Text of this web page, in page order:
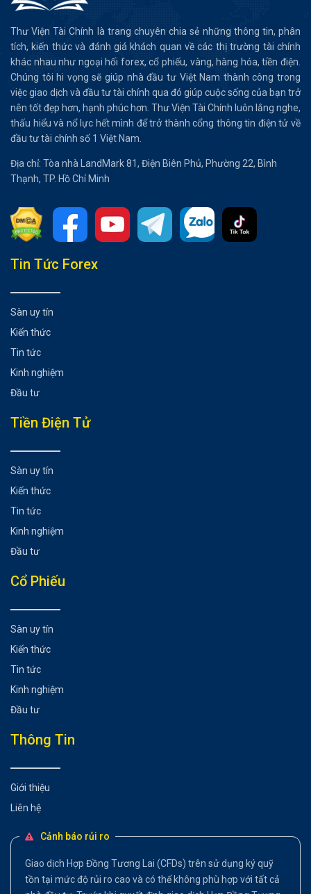
Thư Viện Tài Chính là trang chuyên chia sẻ những thông tin, phân
tích, kiến thức và đánh giá khách quan về các thị trường tài chính
khác nhau như ngoại hối forex, cổ phiếu, vàng, hàng hóa, tiền điện.
Chúng tôi hi vọng sẽ giúp nhà đầu tư Việt Nam thành công trong
việc giao dịch và đầu tư tài chính qua đó giúp cuộc sống của bạn trở
nên tốt đẹp hơn, hạnh phúc hơn. Thư Viện Tài Chính luôn lắng nghe,
thấu hiểu và nổ lực hết mình để trở thành cổng thông tin điện tử về
đầu tư tài chính số 1 Việt Nam.
Địa chỉ: Tòa nhà LandMark 81, Điện Biên Phủ, Phường 22, Bình
Thạnh, TP. Hồ Chí Minh
Tổng hợp bài viết
Các yếu tố tác động đến thanh khoản trong chứng khoán
Chính sách kinh tế vĩ mô
Tâm lý của các nhà đầu tư chứng khoán
Có thể bạn chưa biết
Tin Tức Forex
Sàn uy tín
Kiến thức
Tin tức
Kinh nghiệm
Đầu tư
Tiền Điện Tử
Sàn uy tín
Kiến thức
Tin tức
Kinh nghiệm
Đầu tư
Cổ Phiếu
Sàn uy tín
Kiến thức
Tin tức
Kinh nghiệm
Đầu tư
Thông Tin
Giới thiệu
Liên hệ
Cảnh báo rủi ro
Giao dịch Hợp Đồng Tương Lai (CFDs) trên sử dụng ký quỹ
tồn tại mức độ rủi ro cao và có thể không phù hợp với tất cả